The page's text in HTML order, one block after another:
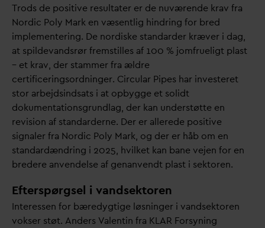
Trods de positive resultater er de nuværende krav fra
Nordic Poly Mark en væsentlig hindring for bred
implementering. De nordiske standarder kræver i dag,
at spildevandsrør fremstilles af 100 % jomfrueligt plast
– et krav, der stammer fra ældre
certificeringsordninger. Circular Pipes har investeret
stor arbejdsindsats i at opbygge et solidt
dokumentationsgrundlag, der kan understøtte en
revision af standarderne. Der er allerede positive
signaler fra Nordic Poly Mark, og der er håb om en
standardændring i 2025, hvilket kan bane vejen for en
bredere anvendelse af genanvendt plast i sektoren.
Efterspørgsel i vandsektoren
Interessen for bæredygtige løsninger i vandsektoren
vokser støt. Anders Valentin fra KLAR Forsyning